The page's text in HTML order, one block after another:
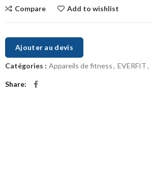
Compare Add to wishlist
Ajouter au devis
Catégories : Appareils de fitness, EVERFIT,
Share